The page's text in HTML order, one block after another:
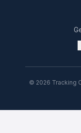
© 2026 Tracking